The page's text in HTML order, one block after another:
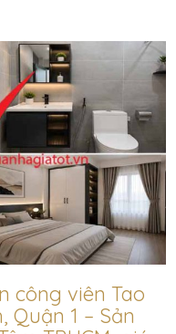
công viên Tao
Quận 1 – Sản